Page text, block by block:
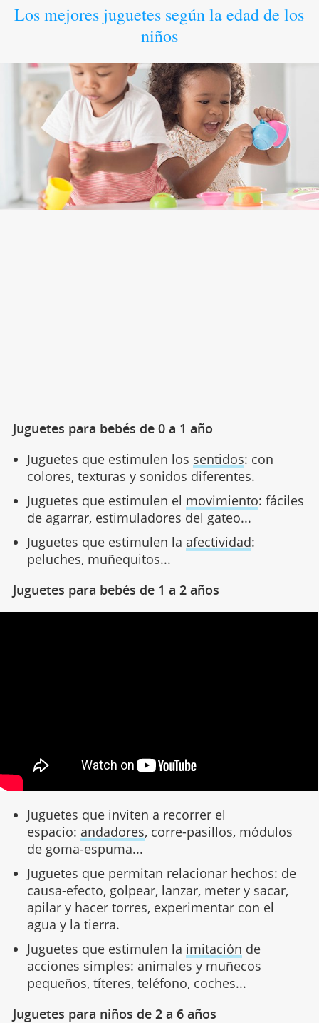
Los mejores juguetes según la edad de los
niños
Juguetes para bebés de 0 a 1 año
Juguetes que estimulen los sentidos: con
colores, texturas y sonidos diferentes.
Juguetes que estimulen el movimiento: fáciles
de agarrar, estimuladores del gateo...
Juguetes que estimulen la afectividad:
peluches, muñequitos...
Juguetes para bebés de 1 a 2 años
Juguetes que inviten a recorrer el
espacio: andadores, corre-pasillos, módulos
de goma-espuma...
Juguetes que permitan relacionar hechos: de
causa-efecto, golpear, lanzar, meter y sacar,
apilar y hacer torres, experimentar con el
agua y la tierra.
Juguetes que estimulen la imitación de
acciones simples: animales y muñecos
pequeños, títeres, teléfono, coches...
Juguetes para niños de 2 a 6 años